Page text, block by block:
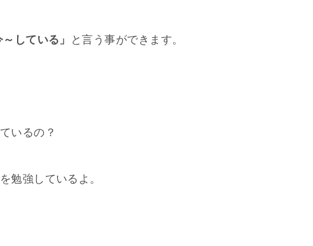
～している」 と言う事ができます。
いるの？
勉強しているよ。